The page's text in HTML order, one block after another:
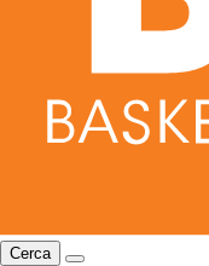
Cerca